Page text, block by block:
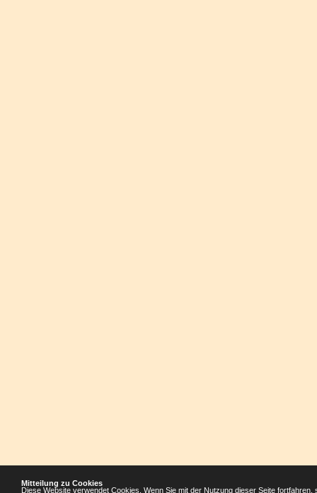
Mitteilung zu Cookies
Diese Website verwendet Cookies. Wenn Sie mit der Nutzung dieser Seite